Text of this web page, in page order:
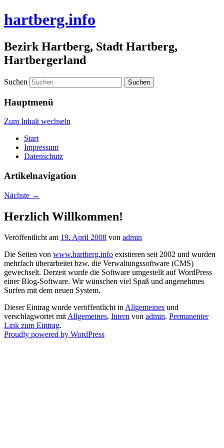
hartberg.info
Bezirk Hartberg, Stadt Hartberg,
Hartbergerland
Suchen
Hauptmenü
Zum Inhalt wechseln
Start
Impressum
Datenschutz
Artikelnavigation
Nächste →
Herzlich Willkommen!
Veröffentlicht am 19. April 2008 von admin
Die Seiten von www.hartberg.info existieren seit 2002 und wurden
mehrfach überarbeitet bzw. die Verwaltungssoftware (CMS)
gewechselt. Derzeit wurde die Software umgestellt auf WordPress
einer Blog-Software. Wir wünschen viel Spaß und angenehmes
Surfen mit dem neuen System.
Dieser Eintrag wurde veröffentlicht inAllgemeines und
verschlagwortet mitAllgemeines, Intern von admin. Permanenter
Link zum Eintrag.
Proudly powered by WordPress